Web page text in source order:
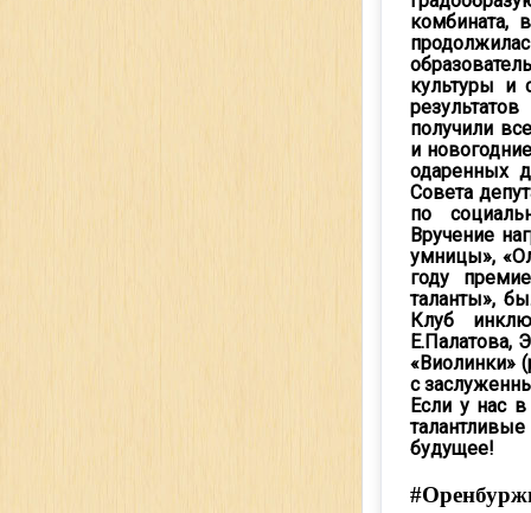
комбината,
культуры и
получили
и
одаренных
Совета
по
Вручение
умницы»,
году
таланты»,
Клуб
Е.Палатова,
«Виолинки»
с
Если у нас
будущее!